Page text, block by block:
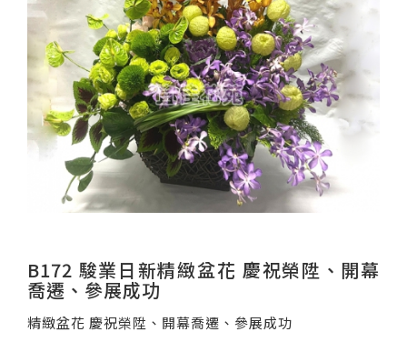
B172 駿業日新精緻盆花 慶祝榮陞、開幕
喬遷、參展成功
精緻盆花 慶祝榮陞、開幕喬遷、參展成功